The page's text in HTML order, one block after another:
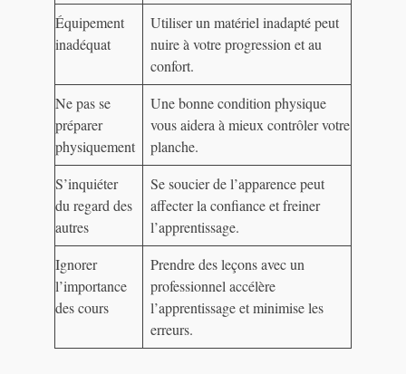
Équipement
inadéquat
Utiliser un matériel inadapté peut
nuire à votre progression et au
confort.
Ne pas se
préparer
physiquement
Une bonne condition physique
vous aidera à mieux contrôler votre
planche.
S’inquiéter
du regard des
autres
Se soucier de l’apparence peut
affecter la confiance et freiner
l’apprentissage.
Ignorer
l’importance
des cours
Prendre des leçons avec un
professionnel accélère
l’apprentissage et minimise les
erreurs.